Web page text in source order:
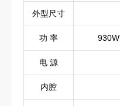
外型尺寸
功 率 930W
电 源
内腔